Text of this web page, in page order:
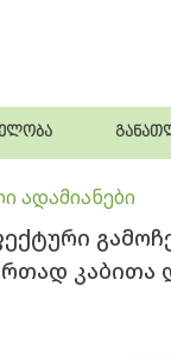
ადამიანები
კაბითა